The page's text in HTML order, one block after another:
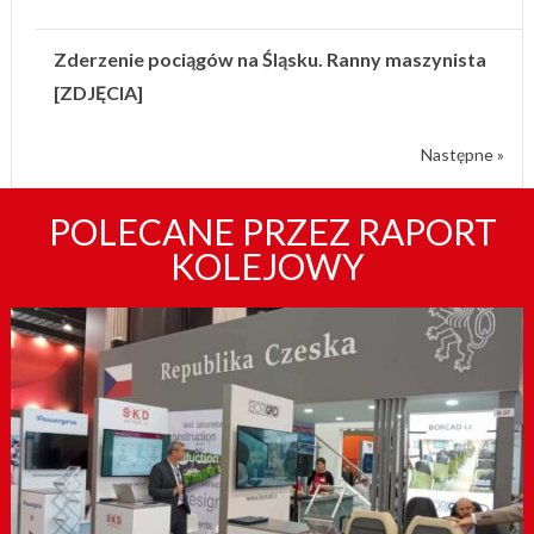
Zderzenie pociągów na Śląsku. Ranny maszynista
[ZDJĘCIA]
Następne »
POLECANE PRZEZ RAPORT
KOLEJOWY